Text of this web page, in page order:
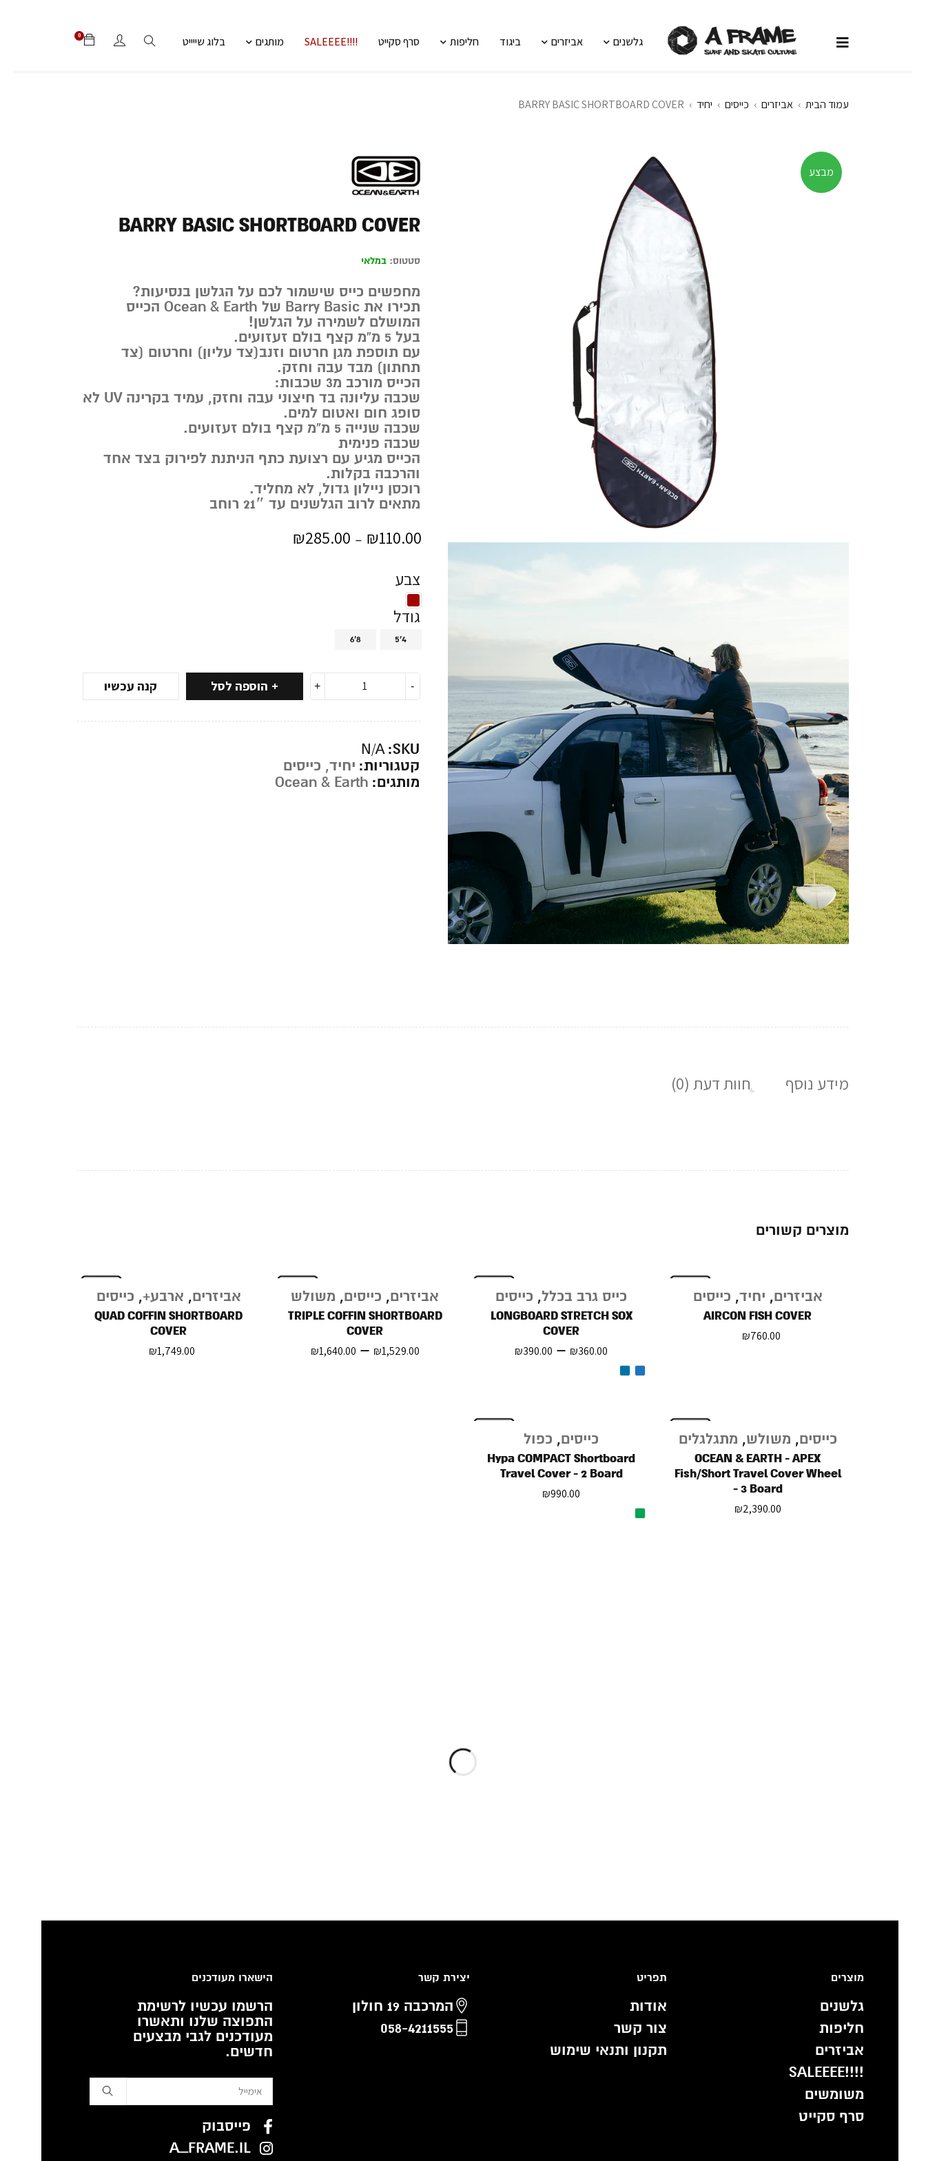
גלשנים אביזרים ביגוד חליפות סרף סקייט !!!!SALEEEE מותגים בלוג שייייט 0
עמוד הבית › אביזרים › כייסים › יחיד ›
BARRY BASIC SHORTBOARD COVER
מבצע
BARRY BASIC SHORTBOARD COVER
סטטוס: במלאי
מחפשים כייס שישמור לכם על הגלשן בנסיעות?
תכירו את Barry Basic של Ocean & Earth הכייס
המושלם לשמירה על הגלשן!
בעל 5 מ”מ קצף בולם זעזועים.
עם תוספת מגן חרטום וזנב(צד עליון) וחרטום (צד
תחתון) מבד עבה וחזק.
הכייס מורכב מ3 שכבות:
שכבה עליונה בד חיצוני עבה וחזק, עמיד בקרינה UV לא
סופג חום ואטום למים.
שכבה שנייה 5 מ”מ קצף בולם זעזועים.
שכבה פנימית
הכייס מגיע עם רצועת כתף הניתנת לפירוק בצד אחד
והרכבה בקלות.
רוכסן ניילון גדול, לא מחליד.
מתאים לרוב הגלשנים עד 21″ רוחב
₪110.00
–
₪285.00
צבע
גודל
5'4
6'8
הוספה לסל קנה עכשיו
SKU:
N/A
קטגוריות: יחיד, כייסים
מותגים: Ocean & Earth
מידע נוסף חוות דעת (0)
מוצרים קשורים
אביזרים, יחיד, כייסים
AIRCON FISH COVER
₪760.00
כייס גרב בכלל, כייסים
LONGBOARD STRETCH SOX
COVER
₪360.00
–
₪390.00
אביזרים, כייסים, משולש
TRIPLE COFFIN SHORTBOARD
COVER
₪1,529.00
–
₪1,640.00
אביזרים, ארבע+, כייסים
QUAD COFFIN SHORTBOARD
COVER
₪1,749.00
כייסים, משולש, מתגלגלים
OCEAN & EARTH - APEX
Fish/Short Travel Cover Wheel
- 3 Board
₪2,390.00
כייסים, כפול
Hypa COMPACT Shortboard
Travel Cover - 2 Board
₪990.00
מוצרים
גלשנים
חליפות
אביזרים
!!!!SALEEEE
משומשים
סרף סקייט
תפריט
אודות
צור קשר
תקנון ותנאי שימוש
יצירת קשר
המרכבה 19 חולון
058-4211555
הישארו מעודכנים
הרשמו עכשיו לרשימת
התפוצה שלנו ותאשרו
מעודכנים לגבי מבצעים
חדשים.
פייסבוק
A_FRAME.IL